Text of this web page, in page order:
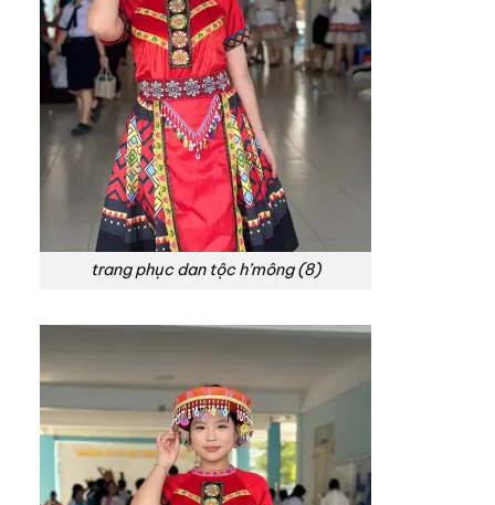
trang phục dan tộc h’mông (8)